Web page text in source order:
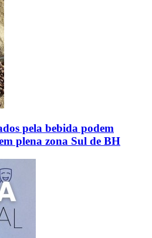
pela bebida podem
plena zona Sul de BH